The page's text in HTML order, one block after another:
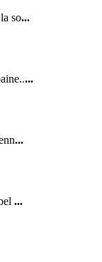
so...
...
...
...